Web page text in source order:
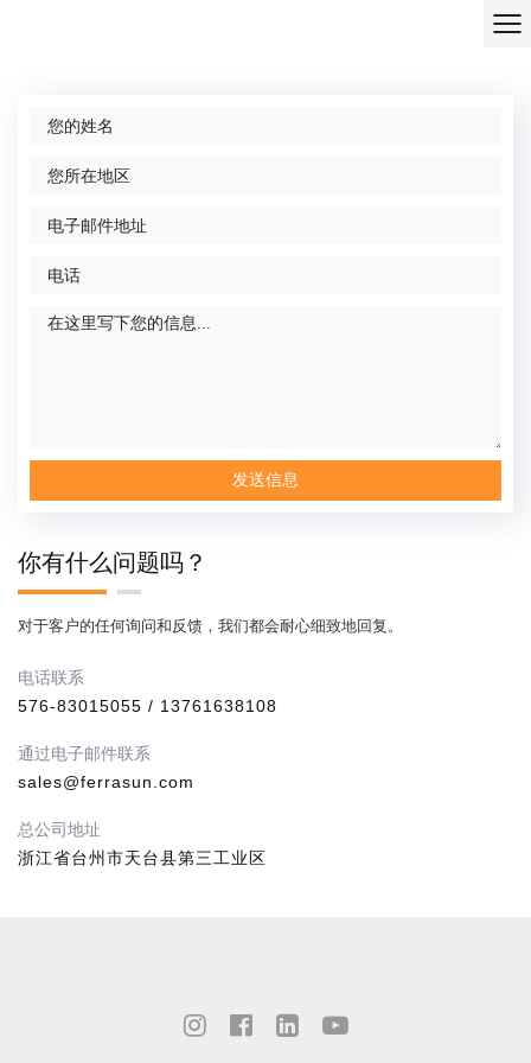
你有什么问题吗？
对于客户的任何询问和反馈，我们都会耐心细致地回复。
电话联系
576-83015055 / 13761638108
通过电子邮件联系
sales@ferrasun.com
总公司地址
浙江省台州市天台县第三工业区